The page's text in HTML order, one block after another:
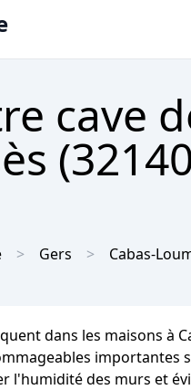
cave
Gers Cabas-
dans les maisons à
des murs et